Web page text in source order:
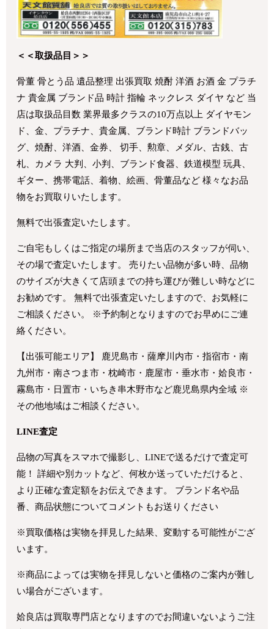
＜＜取扱品目＞＞
骨董 骨とう品 遺品整理 出張買取 焼酎 洋酒 お酒 金 プラチ
ナ 貴金属 ブランド品 時計 指輪 ネックレス ダイヤ など 当
店は取扱品目数 業界最多クラスの10万点以上 ダイヤモン
ド、金、プラチナ、貴金属、ブランド時計 ブランドバッ
グ、焼酎、洋酒、金券、 切手、勲章、メダル、古銭、古
札、カメラ 大判、小判、ブランド食器、鉄道模型 玩具、
ギター、携帯電話、着物、絵画、骨董品など 様々なお品
物をお買取りいたします。
無料で出張査定いたします。
ご自宅もしくはご指定の場所まで当店のスタッフが伺い、
その場で査定いたします。 売りたい品物が多い時、品物
のサイズが大きくて店頭までの持ち運びが難しい時などに
お勧めです。 無料で出張査定いたしますので、お気軽に
ご相談ください。 ※予約制となりますのでお早めにご連
絡ください。
【出張可能エリア】 鹿児島市・薩摩川内市・指宿市・南
九州市・南さつま市・枕崎市・鹿屋市・垂水市・姶良市・
霧島市・日置市・いちき串木野市など鹿児島県内全域 ※
その他地域はご相談ください。
LINE査定
品物の写真をスマホで撮影し、LINEで送るだけで査定可
能！ 詳細や別カットなど、何枚か送っていただけると、
より正確な査定額をお伝えできます。 ブランド名や品
番、商品状態についてコメントもお送りください
※買取価格は実物を拝見した結果、変動する可能性がござ
います。
※商品によっては実物を拝見しないと価格のご案内が難し
い場合がございます。
姶良店は買取専門店となりますのでお間違いないようご注